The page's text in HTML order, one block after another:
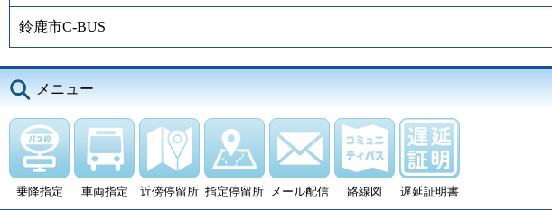
鈴鹿市C-BUS
メニュー
乗降指定 車両指定 近傍停留所 指定停留所 メール配信 路線図 遅延証明書